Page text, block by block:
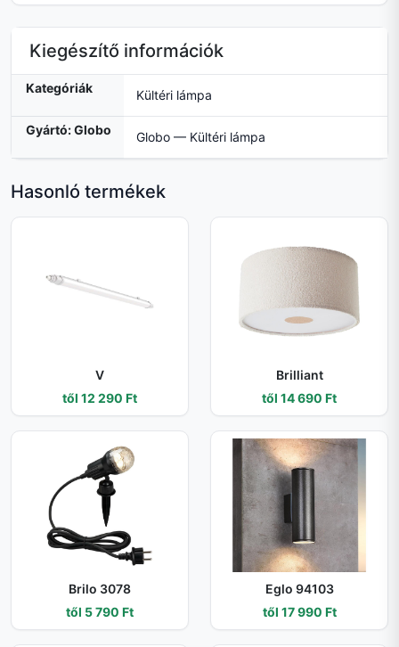
Kiegészítő információk
Kategóriák Kültéri lámpa
Gyártó: Globo Globo — Kültéri lámpa
Hasonló termékek
V
től 12 290 Ft
Brilliant
től 14 690 Ft
Brilo 3078
től 5 790 Ft
Eglo 94103
től 17 990 Ft